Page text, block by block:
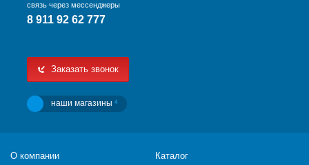
связь через мессенджеры
8 911 92 62 777
Заказать звонок
наши магазины 4
О компании
Каталог